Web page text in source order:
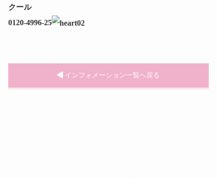
クール
0120‐4996‐25
インフォメーション一覧へ戻る